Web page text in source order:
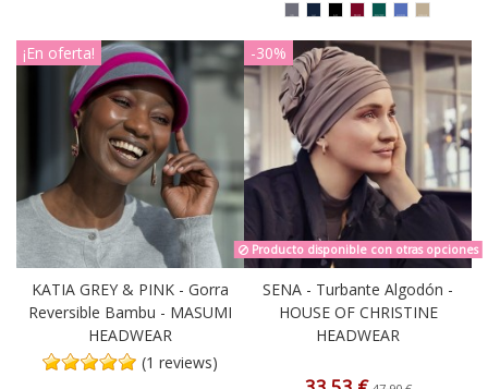
¡En oferta!
KATIA GREY & PINK - Gorra
Reversible Bambu - MASUMI
HEADWEAR
(1 reviews)
-30%
Producto disponible con otras opciones
SENA - Turbante Algodón -
HOUSE OF CHRISTINE
HEADWEAR